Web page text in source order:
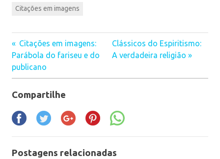
Citações em imagens
Navegação
de
Post
Citações em imagens:
Parábola do fariseu e do
publicano
Clássicos do Espiritismo:
A verdadeira religião
Compartilhe
Postagens relacionadas